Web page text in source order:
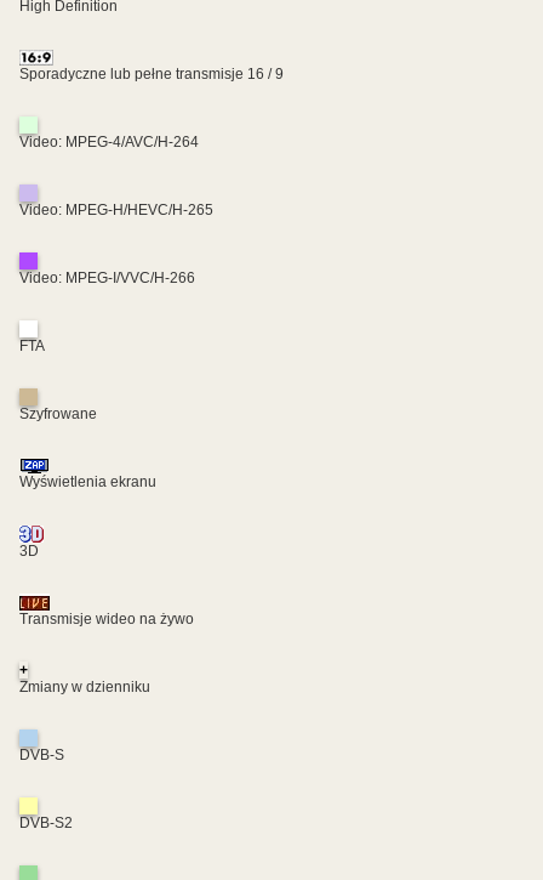
High Definition
Sporadyczne lub pełne transmisje 16 / 9
Video: MPEG-4/AVC/H-264
Video: MPEG-H/HEVC/H-265
Video: MPEG-I/VVC/H-266
FTA
Szyfrowane
Wyświetlenia ekranu
3D
Transmisje wideo na żywo
+
Zmiany w dzienniku
DVB-S
DVB-S2